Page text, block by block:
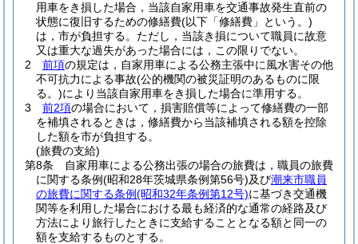
用車をき損した場合，当該自家用車を交通事故発生直前の
状態に復旧するための修繕費(以下「修繕費」という。)
は，市が負担する。 ただし，当該き損について職員に故意
又は重大な過失があった場合には，この限りでない。
2
前項の規定は，自家用車による公務主張中に風水害その他
不可抗力による事故(公的機関の被災証明のあるものに限
る。)により当該自家用車をき損した場合に準用する。
3
前2項の場合において，損害賠償等によって修繕費の一部
を補填されるときは，修繕費から当該補填される額を控除
した額を市が負担する。
(旅費の支給)
第8条
自家用車による公務出張の場合の旅費は，職員の旅費
に関する条例(昭和28年茨城県条例第56号)及び潮来市職員
の旅費に関する条例(昭和32年条例第12号)に基づき交通機
関等を利用した場合における最も経済的な通常の経路及び
方法により旅行したときに支給することとなる額と同一の
額を支給するものとする。